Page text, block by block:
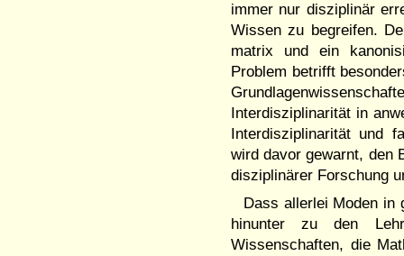
immer nur disziplinär
Wissen zu begreifen.
matrix und ein
Problem betrifft
Interdisziplinarität in
Interdisziplinarität und
wird davor gewarnt, den
disziplinärer Forschung
Dass allerlei Moden in
hinunter zu den
Wissenschaften, die